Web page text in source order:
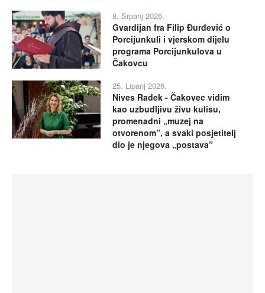
8. Srpanj 2026.
Gvardijan fra Filip Đurđević o
Porcijunkuli i vjerskom dijelu
programa Porcijunkulova u
Čakovcu
25. Lipanj 2026.
Nives Radek - Čakovec vidim
kao uzbudljivu živu kulisu,
promenadni „muzej na
otvorenom”, a svaki posjetitelj
dio je njegova „postava”